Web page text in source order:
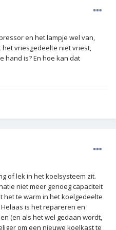
en het lampje wel van,
het vriesgedeelte niet vriest,
hand is? En hoe kan dat
of lek in het koelsysteem zit.
niet meer genoeg capaciteit
het te warm in het koelgedeelte
is het repareren en
(en als het wel gedaan wordt,
om een nieuwe koelkast te